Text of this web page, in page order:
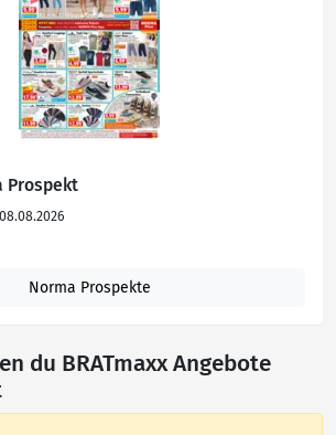
Prospekt
Norma Prospekte
du BRATmaxx Angebote